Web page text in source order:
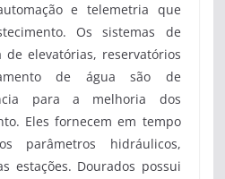
e telemetria que
Os sistemas de
elevatórias, reservatórios
de água são de
para a melhoria dos
Eles fornecem em tempo
parâmetros hidráulicos,
estações. Dourados possui